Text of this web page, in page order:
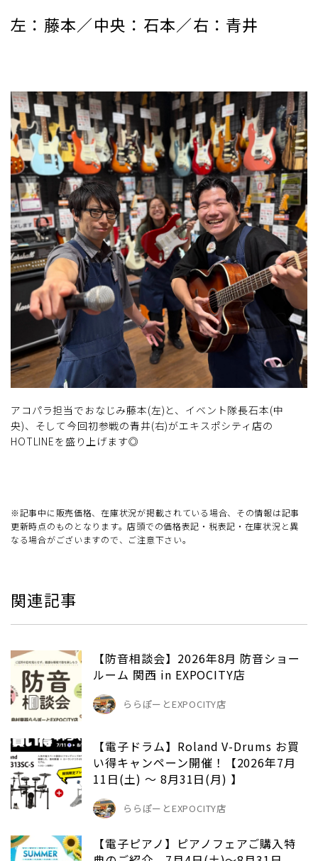
左：藤本／中央：石本／右：青井
アコパラ担当でおなじみ藤本(左)と、イベント隊長石本(中
央)、そして今回初参戦の青井(右)がエキスポシティ店の
HOTLINEを盛り上げます◎
※記事中に販売価格、在庫状況が掲載されている場合、その情報は記事
更新時点のものとなります。店頭での価格表記・税表記・在庫状況と異
なる場合がございますので、ご注意下さい。
関連記事
【防音相談会】2026年8月 防音ショー
ルーム 関西 in EXPOCITY店
ららぽーとEXPOCITY店
【電子ドラム】Roland V-Drums お買
い得キャンペーン開催！【2026年7月
11日(土) ～ 8月31日(月) 】
ららぽーとEXPOCITY店
【電子ピアノ】ピアノフェアご購入特